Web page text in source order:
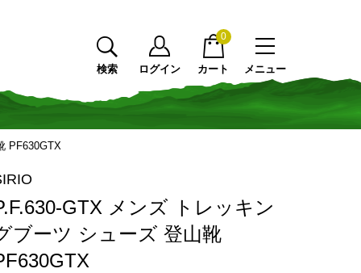
メニュー
検索 ログイン カート
0
PF630GTX
GTX メンズ トレッキン
ブーツ シューズ 登山靴